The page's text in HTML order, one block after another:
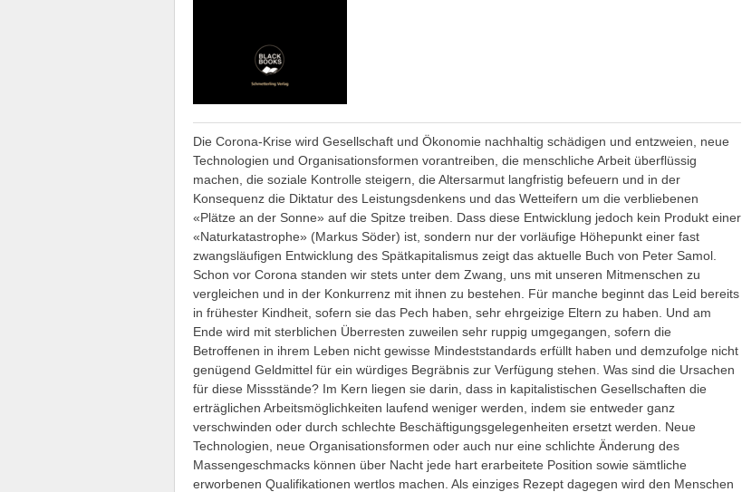
Die Corona-Krise wird Gesellschaft und Ökonomie nachhaltig schädigen und entzweien, neue
Technologien und Organisationsformen vorantreiben, die menschliche Arbeit überflüssig
machen, die soziale Kontrolle steigern, die Altersarmut langfristig befeuern und in der
Konsequenz die Diktatur des Leistungsdenkens und das Wetteifern um die verbliebenen
«Plätze an der Sonne» auf die Spitze treiben. Dass diese Entwicklung jedoch kein Produkt einer
«Naturkatastrophe» (Markus Söder) ist, sondern nur der vorläufige Höhepunkt einer fast
zwangsläufigen Entwicklung des Spätkapitalismus zeigt das aktuelle Buch von Peter Samol.
Schon vor Corona standen wir stets unter dem Zwang, uns mit unseren Mitmenschen zu
vergleichen und in der Konkurrenz mit ihnen zu bestehen. Für manche beginnt das Leid bereits
in frühester Kindheit, sofern sie das Pech haben, sehr ehrgeizige Eltern zu haben. Und am
Ende wird mit sterblichen Überresten zuweilen sehr ruppig umgegangen, sofern die
Betroffenen in ihrem Leben nicht gewisse Mindeststandards erfüllt haben und demzufolge nicht
genügend Geldmittel für ein würdiges Begräbnis zur Verfügung stehen. Was sind die Ursachen
für diese Missstände? Im Kern liegen sie darin, dass in kapitalistischen Gesellschaften die
erträglichen Arbeitsmöglichkeiten laufend weniger werden, indem sie entweder ganz
verschwinden oder durch schlechte Beschäftigungsgelegenheiten ersetzt werden. Neue
Technologien, neue Organisationsformen oder auch nur eine schlichte Änderung des
Massengeschmacks können über Nacht jede hart erarbeitete Position sowie sämtliche
erworbenen Qualifikationen wertlos machen. Als einziges Rezept dagegen wird den Menschen